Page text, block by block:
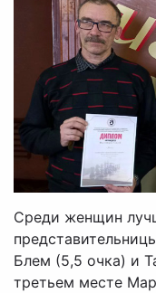
Среди женщин
Блем (5,5 очка) и
третьем месте